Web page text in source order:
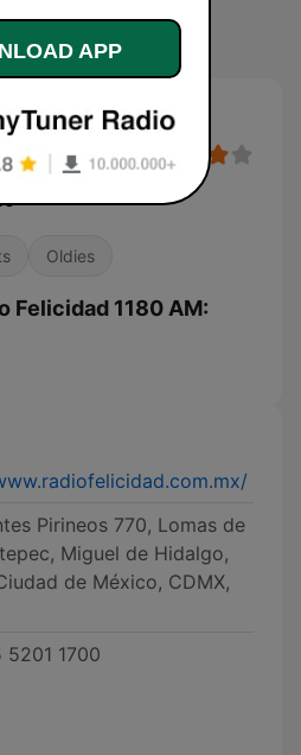
1180 AM
Oldies
Felicidad 1180 AM:
Pirineos 770, Lomas de
Miguel de Hidalgo,
de México, CDMX,
1700
APP